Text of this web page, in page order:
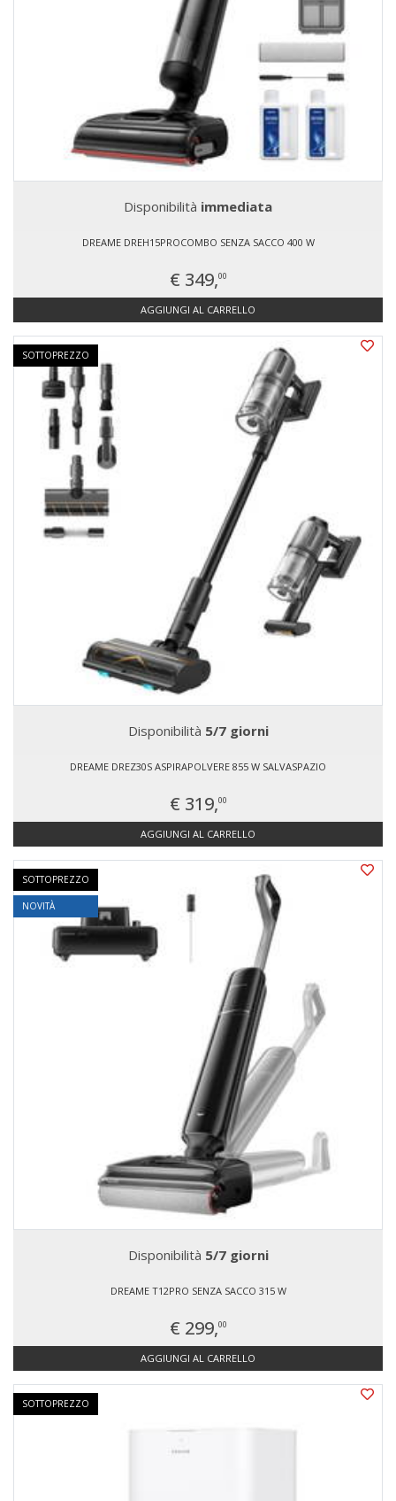
Disponibilità immediata
DREAME DREH15PROCOMBO SENZA SACCO 400 W
€ 349,00
AGGIUNGI AL CARRELLO
SOTTOPREZZO
Disponibilità 5/7 giorni
DREAME DREZ30S ASPIRAPOLVERE 855 W SALVASPAZIO
€ 319,00
AGGIUNGI AL CARRELLO
SOTTOPREZZO
NOVITÀ
Disponibilità 5/7 giorni
DREAME T12PRO SENZA SACCO 315 W
€ 299,00
AGGIUNGI AL CARRELLO
SOTTOPREZZO